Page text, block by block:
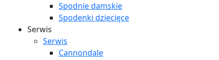
Spodnie damskie
Spodenki dziecięce
Serwis
Serwis
Cannondale